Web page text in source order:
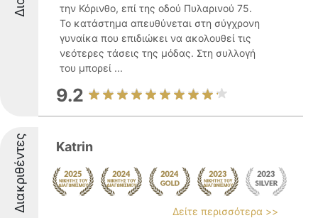
την Κόρινθο, επί της οδού Πυλαρινού 75.
Το κατάστημα απευθύνεται στη σύγχρονη
γυναίκα που επιδιώκει να ακολουθεί τις
νεότερες τάσεις της μόδας. Στη συλλογή
του μπορεί ...
9.2
Διακριθέντες Katrin
Δείτε περισσότερα >>